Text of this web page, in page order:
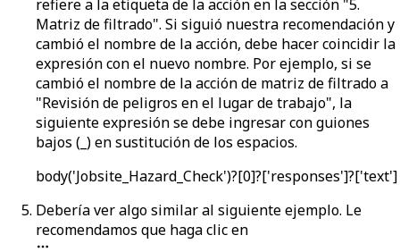
refiere a la etiqueta de la acción en la sección "5.
Matriz de filtrado". Si siguió nuestra recomendación y
cambió el nombre de la acción, debe hacer coincidir la
expresión con el nuevo nombre. Por ejemplo, si se
cambió el nombre de la acción de matriz de filtrado a
"Revisión de peligros en el lugar de trabajo", la
siguiente expresión se debe ingresar con guiones
bajos (_) en sustitución de los espacios.
body('Jobsite_Hazard_Check')?[0]?['responses']?['text']
Debería ver algo similar al siguiente ejemplo. Le
recomendamos que haga clic en